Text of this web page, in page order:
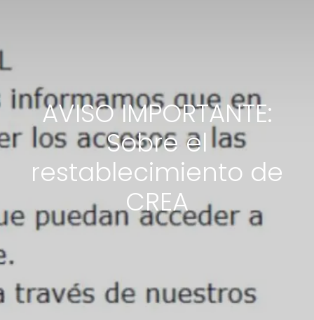
AVISO IMPORTANTE:
Sobre el
restablecimiento de
CREA